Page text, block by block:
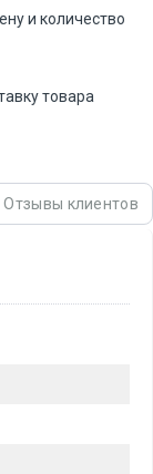
и количество
товара
Отзывы клиентов